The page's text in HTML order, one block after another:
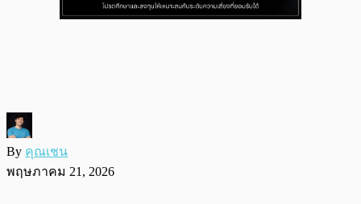
By คุณเชน
พฤษภาคม 21, 2026